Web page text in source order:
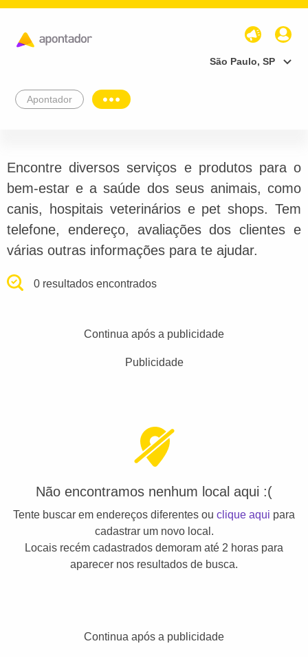
São Paulo, SP
Apontador
Encontre diversos serviços e produtos para o
bem-estar e a saúde dos seus animais, como
canis, hospitais veterinários e pet shops. Tem
telefone, endereço, avaliações dos clientes e
várias outras informações para te ajudar.
0 resultados encontrados
Continua após a publicidade
Publicidade
Não encontramos nenhum local aqui :(
Tente buscar em endereços diferentes ou clique aqui para
cadastrar um novo local.
Locais recém cadastrados demoram até 2 horas para
aparecer nos resultados de busca.
Continua após a publicidade